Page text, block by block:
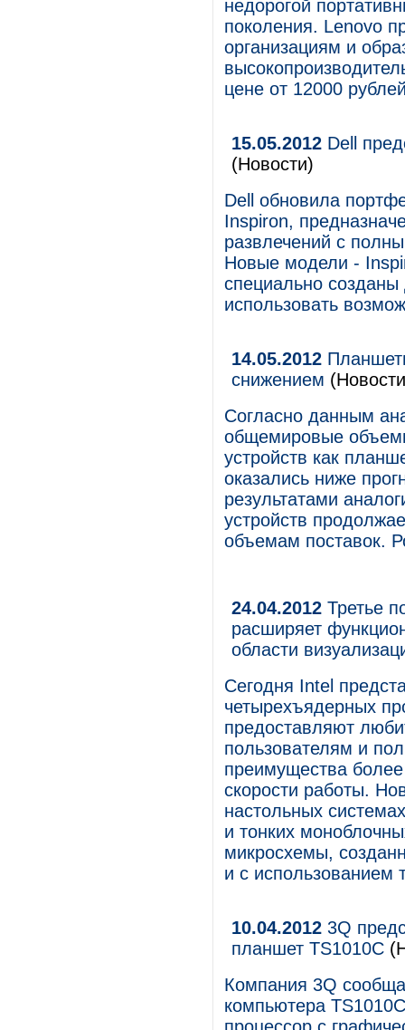
недорогой
поколения. Lenovo
организациям и
цене от 12000
15.05.2012 Dell
(Новости)
Dell обновила
Inspiron,
развлечений с
Новые модели -
специально созданы
использовать
14.05.2012
снижением
Согласно данным
общемировые
устройств как
оказались ниже
результатами
устройств
объемам поставок.
24.04.2012 Третье
расширяет
области
Сегодня Intel
четырехъядерных
предоставляют
пользователям и
преимущества
скорости работы.
настольных
и тонких
микросхемы,
и с использованием
10.04.2012 3Q
планшет TS1010C
Компания 3Q
компьютера